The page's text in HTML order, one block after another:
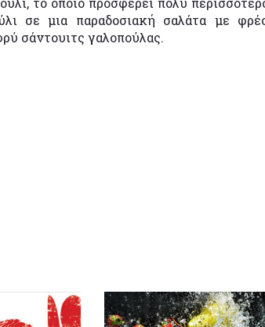
σε μια παραδοσιακή σαλάτα με
σάντουιτς γαλοπούλας.